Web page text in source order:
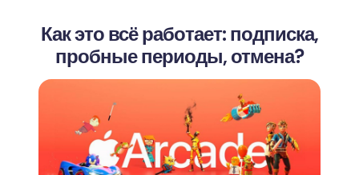
Как это всё работает: подписка,
пробные периоды, отмена?